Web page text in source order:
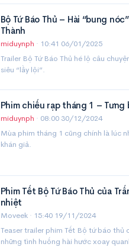
Bộ Tứ Báo Thủ – Hài “bung
Thành
miduynph · 10:41 06/01/2025
Trailer Bộ Tứ Báo Thủ hé lộ câu
siêu “lầy lội”.
Phim chiếu rạp tháng 1 – Tưng
miduynph · 08:00 30/12/2024
Mùa phim tháng 1 cũng chính là lúc
khán giả.
Phim Tết Bộ Tứ Báo Thủ của
nhiệt
Moveek · 15:40 19/11/2024
Teaser trailer phim Tết Bộ tứ báo thủ
những tình huống hài hước xoay